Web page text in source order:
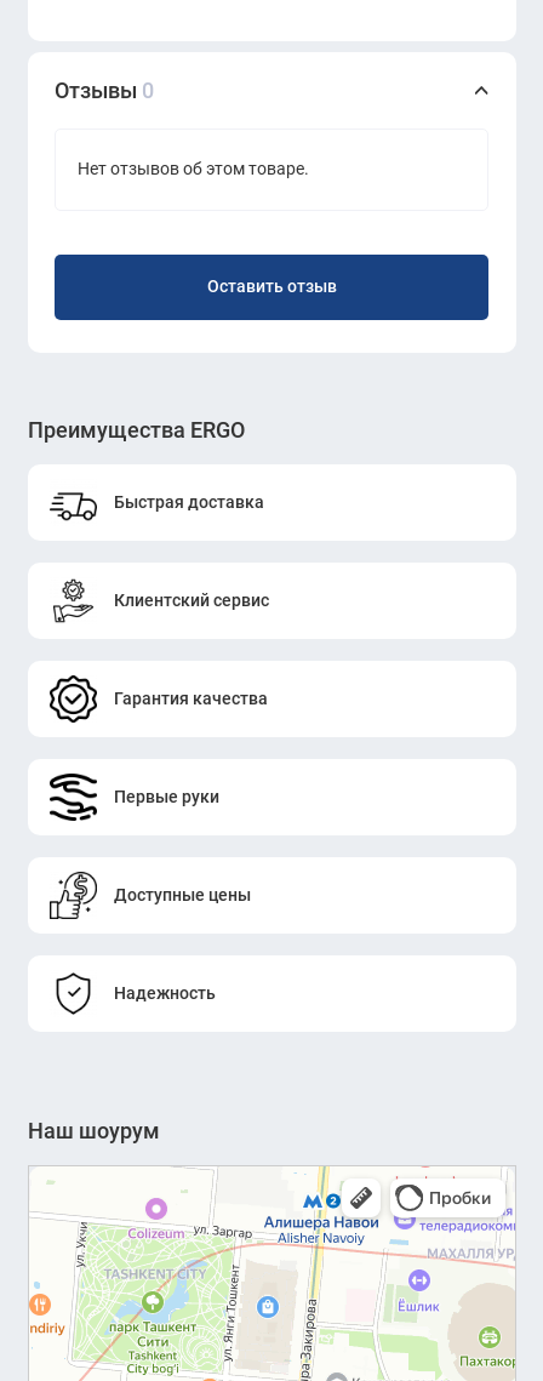
Отзывы 0
Нет отзывов об этом товаре.
Оставить отзыв
Преимущества ERGO
Быстрая доставка
Клиентский сервис
Гарантия качества
Первые руки
Доступные цены
Надежность
Наш шоурум